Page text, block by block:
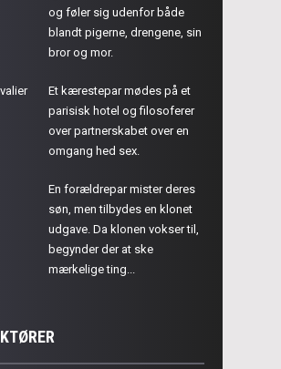
og føler sig udenfor både
blandt pigerne, drengene, sin
bror og mor.
Et kærestepar mødes på et
parisisk hotel og filosoferer
over partnerskabet over en
omgang hed sex.
En forældrepar mister deres
søn, men tilbydes en klonet
udgave. Da klonen vokser til,
begynder der at ske
mærkelige ting...